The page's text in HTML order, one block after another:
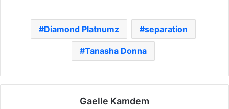
Diamond Platnumz separation
Tanasha Donna
Gaelle Kamdem